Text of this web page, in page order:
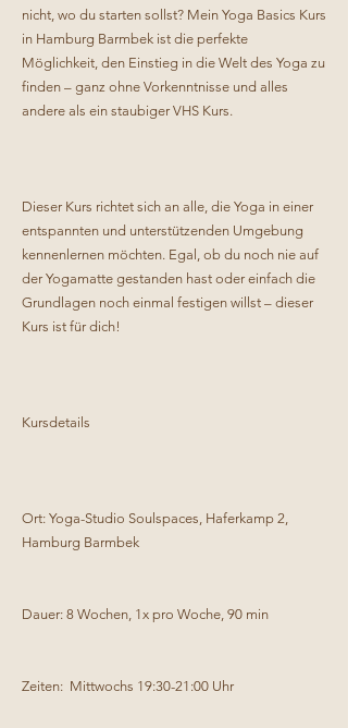
nicht, wo du starten sollst? Mein Yoga Basics Kurs
in Hamburg Barmbek ist die perfekte
Möglichkeit, den Einstieg in die Welt des Yoga zu
finden – ganz ohne Vorkenntnisse und alles
andere als ein staubiger VHS Kurs.
Dieser Kurs richtet sich an alle, die Yoga in einer
entspannten und unterstützenden Umgebung
kennenlernen möchten. Egal, ob du noch nie auf
der Yogamatte gestanden hast oder einfach die
Grundlagen noch einmal festigen willst – dieser
Kurs ist für dich!
Kursdetails
Ort: Yoga-Studio Soulspaces, Haferkamp 2,
Hamburg Barmbek
Dauer: 8 Wochen, 1x pro Woche, 90 min
Zeiten: Mittwochs 19:30-21:00 Uhr